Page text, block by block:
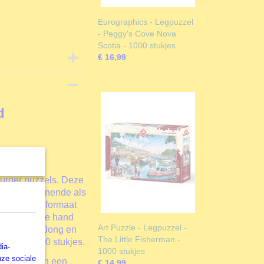
puzzels. Deze
beginnende als
formaat
de met de hand
Jong en
met 1000 stukjes.
je handen een
Eurographics - Legpuzzel
- Peggy's Cove Nova
Scotia - 1000 stukjes
€ 16,99
Art Puzzle - Legpuzzel -
The Little Fisherman -
1000 stukjes
sociale